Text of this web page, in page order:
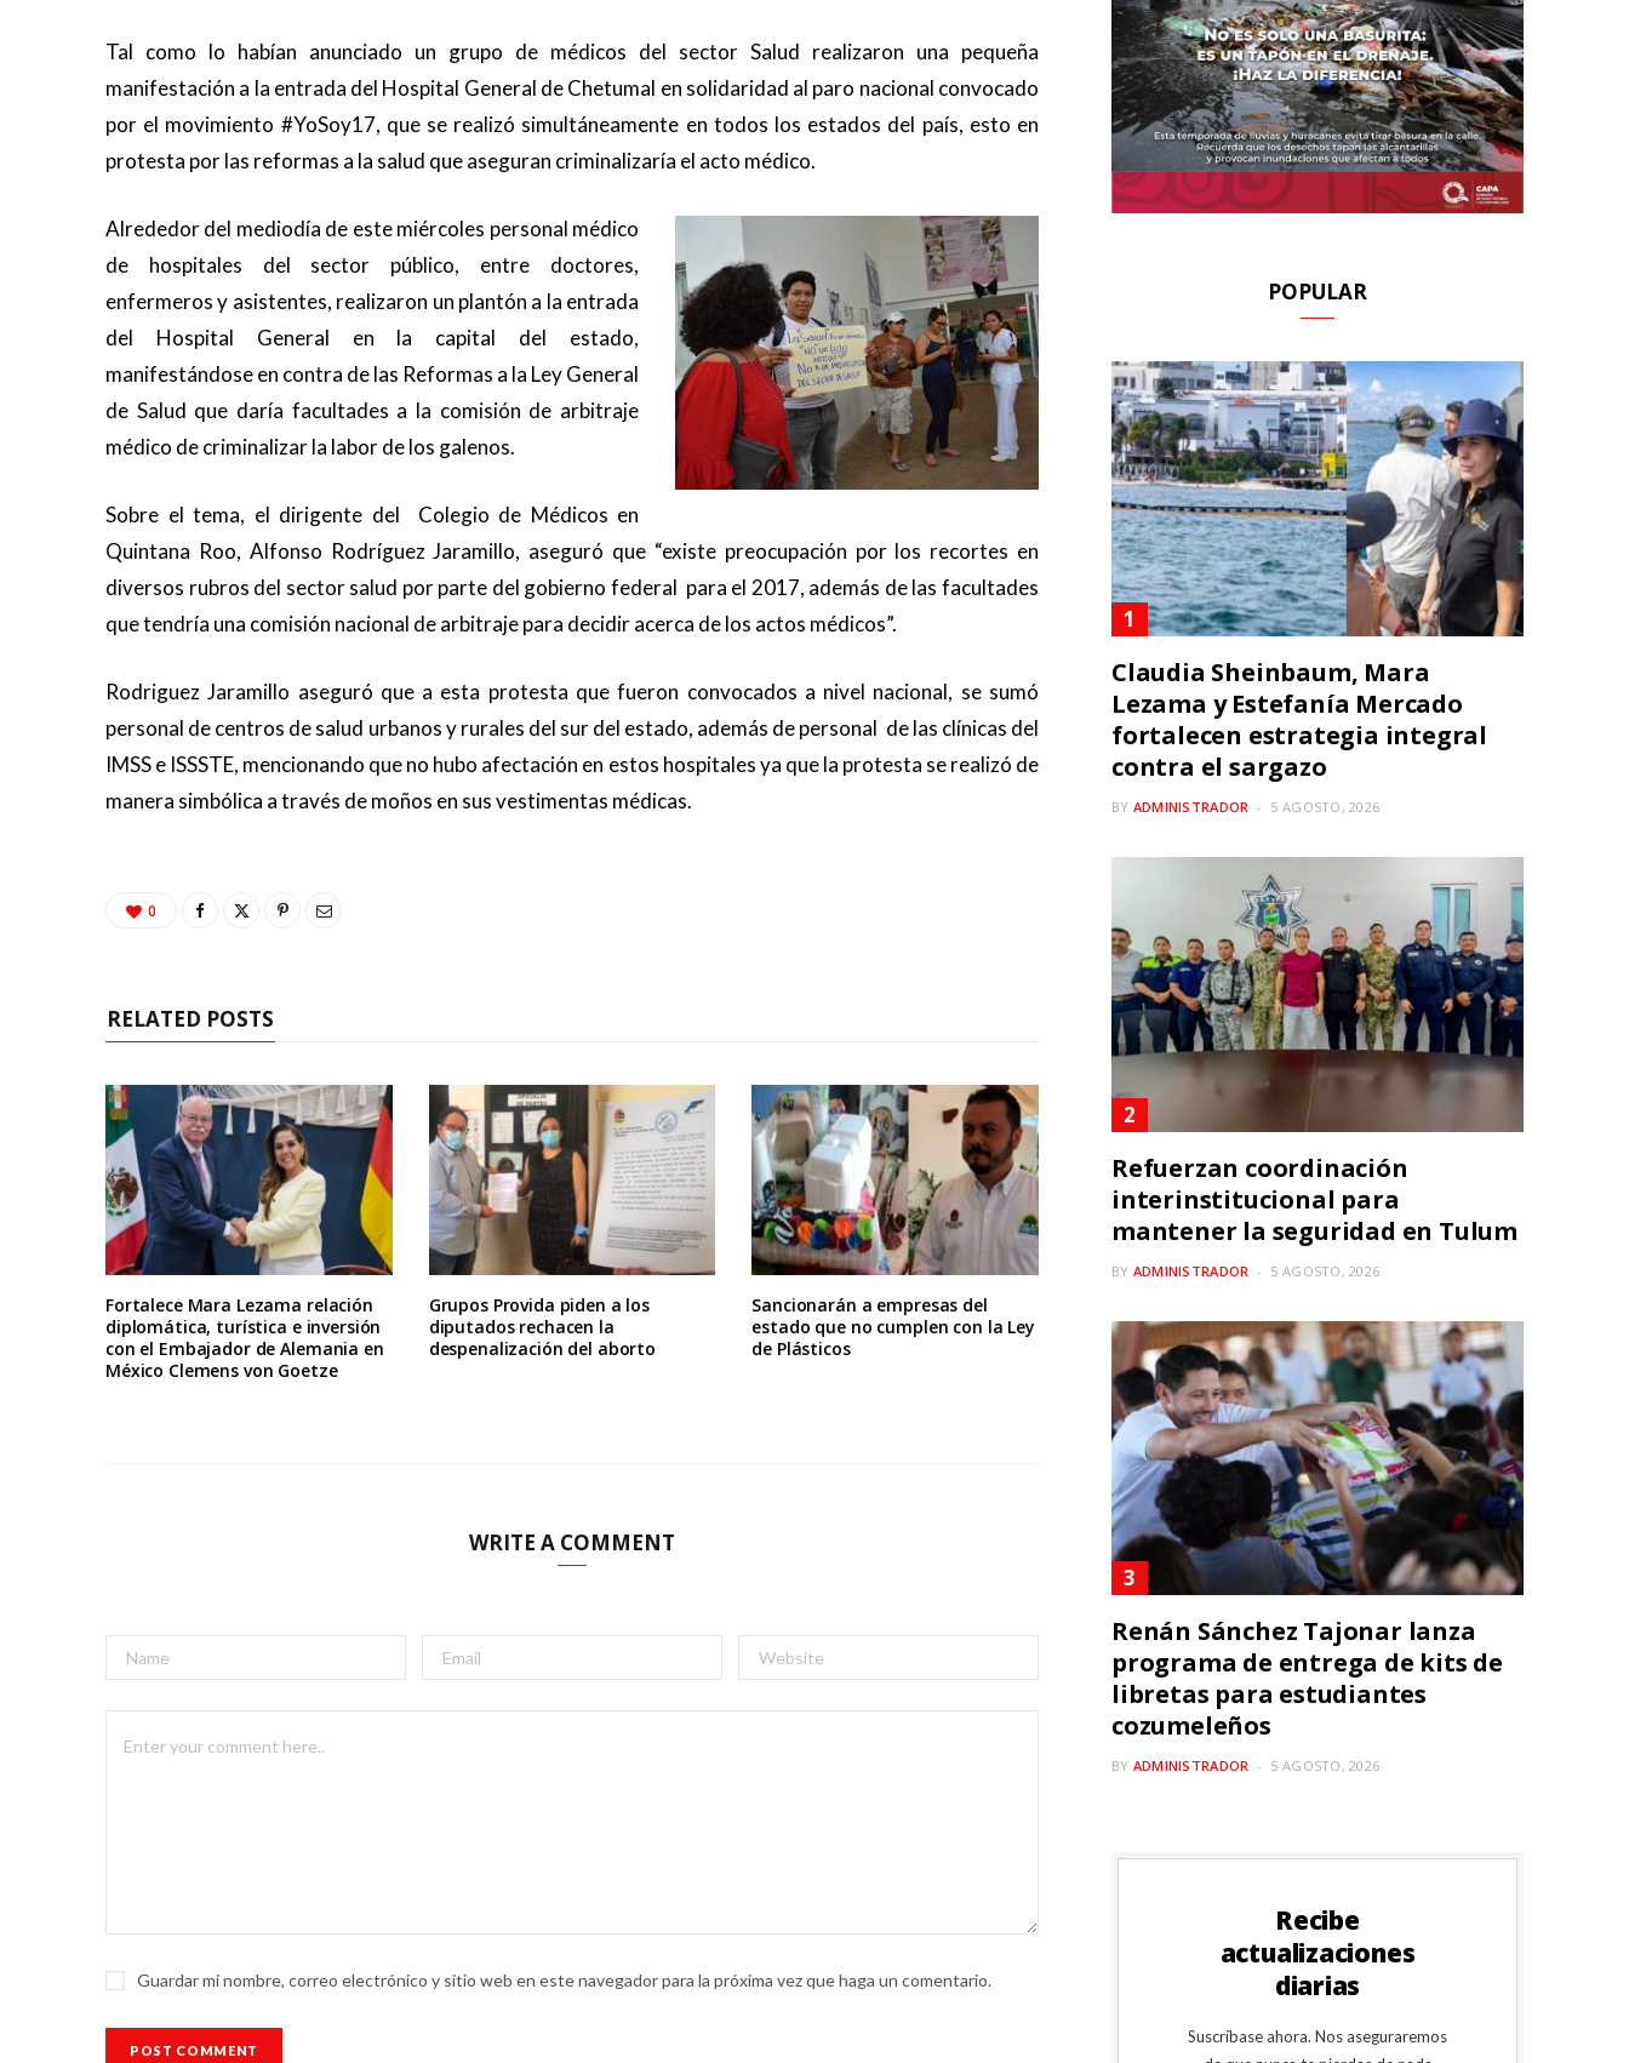
Tal como lo habían anunciado un grupo de médicos del sector Salud realizaron una pequeña
manifestación a la entrada del Hospital General de Chetumal en solidaridad al paro nacional convocado
por el movimiento #YoSoy17, que se realizó simultáneamente en todos los estados del país, esto en
protesta por las reformas a la salud que aseguran criminalizaría el acto médico.
Alrededor del mediodía de este miércoles personal médico
de hospitales del sector público, entre doctores,
enfermeros y asistentes, realizaron un plantón a la entrada
del Hospital General en la capital del estado,
manifestándose en contra de las Reformas a la Ley General
de Salud que daría facultades a la comisión de arbitraje
médico de criminalizar la labor de los galenos.
Sobre el tema, el dirigente del Colegio de Médicos en
Quintana Roo, Alfonso Rodríguez Jaramillo, aseguró que “existe preocupación por los recortes en
diversos rubros del sector salud por parte del gobierno federal para el 2017, además de las facultades
que tendría una comisión nacional de arbitraje para decidir acerca de los actos médicos”.
Rodriguez Jaramillo aseguró que a esta protesta que fueron convocados a nivel nacional, se sumó
personal de centros de salud urbanos y rurales del sur del estado, además de personal de las clínicas del
IMSS e ISSSTE, mencionando que no hubo afectación en estos hospitales ya que la protesta se realizó de
manera simbólica a través de moños en sus vestimentas médicas.
0
RELATED POSTS
Fortalece Mara Lezama relación
diplomática, turística e inversión
con el Embajador de Alemania en
México Clemens von Goetze
Grupos Provida piden a los
diputados rechacen la
despenalización del aborto
Sancionarán a empresas del
estado que no cumplen con la Ley
de Plásticos
WRITE A COMMENT
Guardar mi nombre, correo electrónico y sitio web en este navegador para la próxima vez que haga un comentario.
POPULAR
Claudia Sheinbaum, Mara
Lezama y Estefanía Mercado
fortalecen estrategia integral
contra el sargazo
BY ADMINISTRADOR 5 AGOSTO, 2026
Refuerzan coordinación
interinstitucional para
mantener la seguridad en Tulum
BY ADMINISTRADOR 5 AGOSTO, 2026
Renán Sánchez Tajonar lanza
programa de entrega de kits de
libretas para estudiantes
cozumeleños
BY ADMINISTRADOR 5 AGOSTO, 2026
Recibe
actualizaciones
diarias
Suscríbase ahora. Nos aseguraremos